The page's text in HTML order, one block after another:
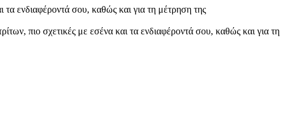
τα ενδιαφέροντά σου, καθώς και για τη μέτρηση της
πιο σχετικές με εσένα και τα ενδιαφέροντά σου, καθώς και για τη